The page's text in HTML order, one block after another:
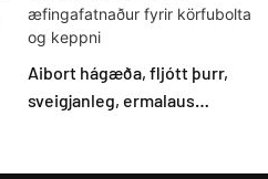
Aibort hágæða, fljótt þurr,
sveigjanleg, ermalaus